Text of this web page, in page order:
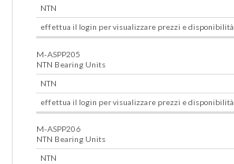
NTN
effettua il login per visualizzare prezzi e disponibilità
M-ASPP205
NTN Bearing Units
NTN
effettua il login per visualizzare prezzi e disponibilità
M-ASPP206
NTN Bearing Units
NTN